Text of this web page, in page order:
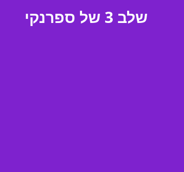
שלב 3 של ספרנקי